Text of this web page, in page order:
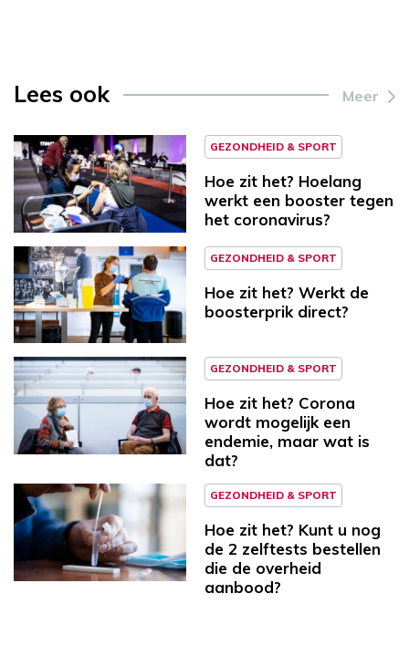
Lees ook Meer
GEZONDHEID & SPORT
Hoe zit het? Hoelang
werkt een booster tegen
het coronavirus?
GEZONDHEID & SPORT
Hoe zit het? Werkt de
boosterprik direct?
GEZONDHEID & SPORT
Hoe zit het? Corona
wordt mogelijk een
endemie, maar wat is
dat?
GEZONDHEID & SPORT
Hoe zit het? Kunt u nog
de 2 zelftests bestellen
die de overheid
aanbood?